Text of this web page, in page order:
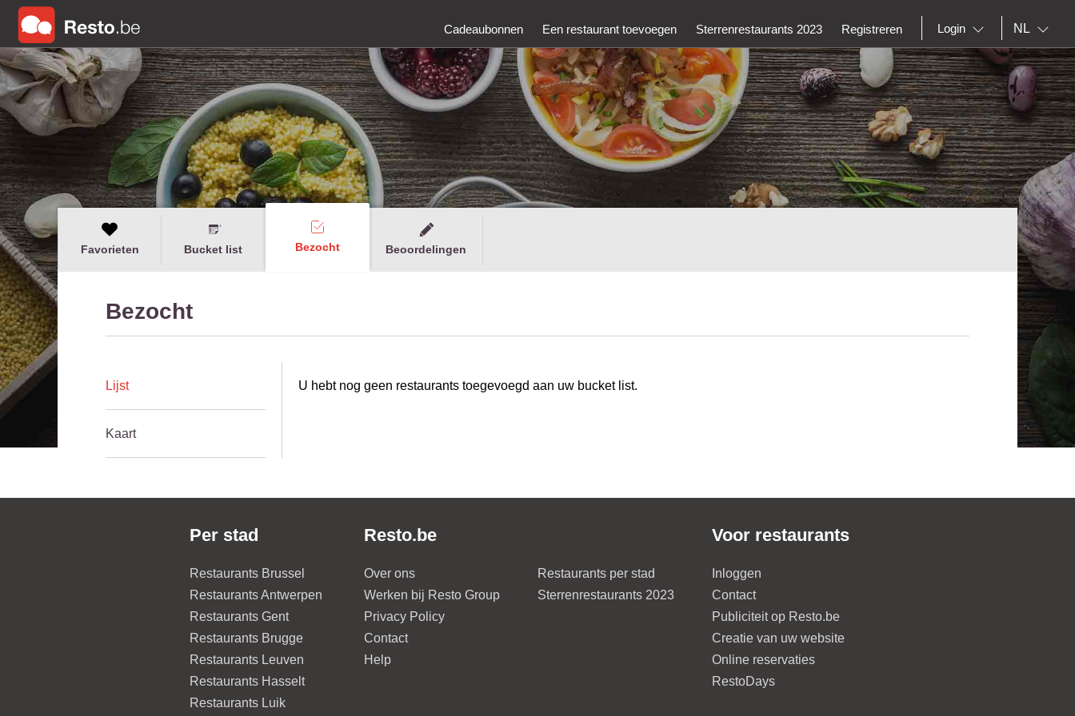
Cadeaubonnen Een restaurant toevoegen Sterrenrestaurants 2023 Registreren Login NL
Favorieten Bucket list Bezocht Beoordelingen
Bezocht
Lijst
Kaart
U hebt nog geen restaurants toegevoegd aan uw bucket list.
Per stad
Restaurants Brussel
Restaurants Antwerpen
Restaurants Gent
Restaurants Brugge
Restaurants Leuven
Restaurants Hasselt
Restaurants Luik
Resto.be
Over ons
Werken bij Resto Group
Privacy Policy
Contact
Help
Restaurants per stad
Sterrenrestaurants 2023
Voor restaurants
Inloggen
Contact
Publiciteit op Resto.be
Creatie van uw website
Online reservaties
RestoDays